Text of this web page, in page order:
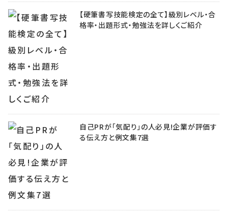
【硬筆書写技能検定の全て】級別レベル・合
格率・出題形式・勉強法を詳しくご紹介
自己PRが「気配り」の人必見!企業が評価す
る伝え方と例文集7選